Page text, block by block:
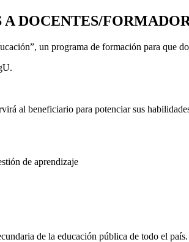
DOCENTES/
un programa de formación para que
al beneficiario para potenciar sus
de aprendizaje
de la educación pública de todo el